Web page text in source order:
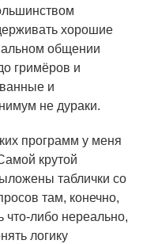
хорошие
общении
гримёров и
и
не дураки.
программ у меня
крутой
таблички со
там, конечно,
что-либо нереально,
логику